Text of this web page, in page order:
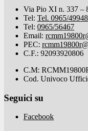
Via Pio XI n. 337 –
Tel: Tel. 0965/
Tel: 0965/56467
Email:
PEC:
C.F.: 92093920806
C.M:
Cod. Univoco
Seguici su
Facebook